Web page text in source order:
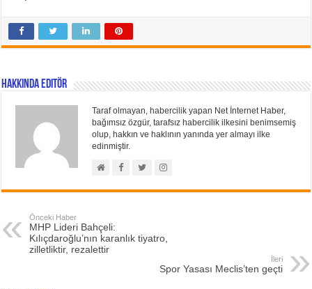
Hakkında Editör
Taraf olmayan, habercilik yapan Net İnternet Haber,
bağımsız özgür, tarafsız habercilik ilkesini benimsemiş
olup, hakkın ve haklının yanında yer almayı ilke
edinmiştir.
Önceki Haber
MHP Lideri Bahçeli:
Kılıçdaroğlu’nın karanlık tiyatro,
zilletliktir, rezalettir
İleri
Spor Yasası Meclis’ten geçti